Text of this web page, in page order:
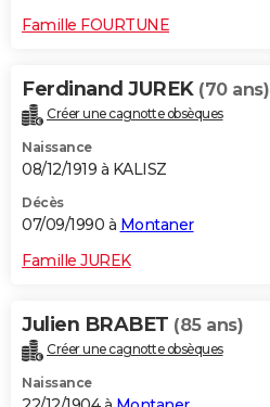
Famille FOURTUNE
Ferdinand JUREK (70 ans)
Créer une cagnotte obsèques
Naissance
08/12/1919 à KALISZ
Décès
07/09/1990 à Montaner
Famille JUREK
Julien BRABET (85 ans)
Créer une cagnotte obsèques
Naissance